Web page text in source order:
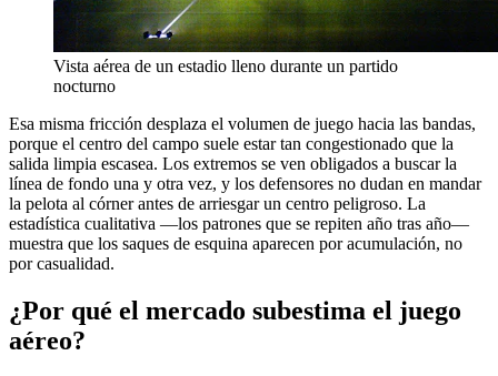
Vista aérea de un estadio lleno durante un partido
nocturno
Esa misma fricción desplaza el volumen de juego hacia las bandas,
porque el centro del campo suele estar tan congestionado que la
salida limpia escasea. Los extremos se ven obligados a buscar la
línea de fondo una y otra vez, y los defensores no dudan en mandar
la pelota al córner antes de arriesgar un centro peligroso. La
estadística cualitativa —los patrones que se repiten año tras año—
muestra que los saques de esquina aparecen por acumulación, no
por casualidad.
¿Por qué el mercado subestima el juego
aéreo?